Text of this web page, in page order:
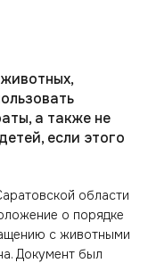
а также не
если этого
области
о порядке
с животными
Документ был